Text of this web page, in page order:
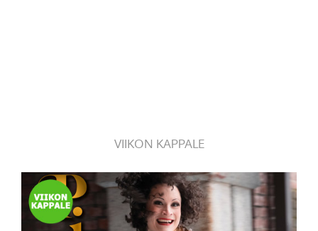
VIIKON KAPPALE